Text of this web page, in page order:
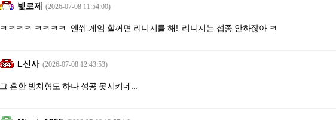
빛로제 (2026-07-08 11:54:00)
ㅋㅋㅋㅋ ㅋㅋㅋㅋ 엔쒸 게임 할꺼면 리니지를 해! 리니지는 섭종 안하잖아 ㅋ
L신사 (2026-07-08 12:43:53)
그 흔한 방치형도 하나 성공 못시키네...